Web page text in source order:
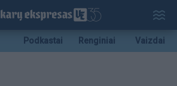
Podkastai Renginiai Vaizdai